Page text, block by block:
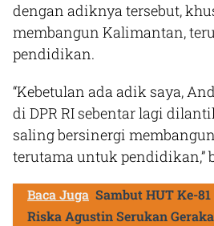
dengan adiknya tersebut,
membangun Kalimantan,
pendidikan.
“Kebetulan ada adik saya,
di DPR RI sebentar lagi
saling bersinergi
terutama untuk pendidikan,”
Baca Juga Sambut HUT Ke-81
Riska Agustin Serukan